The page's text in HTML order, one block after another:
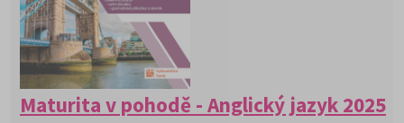
Maturita v pohodě - Anglický jazyk 2025